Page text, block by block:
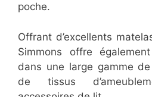
poche.
Offrant d’excellents
Simmons offre
dans une large gamme de
de tissus